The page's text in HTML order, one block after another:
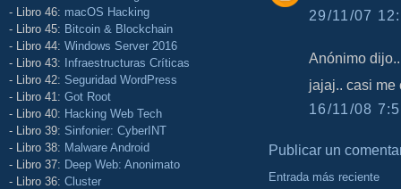
- Libro 46: macOS Hacking
- Libro 45: Bitcoin & Blockchain
- Libro 44: Windows Server 2016
- Libro 43: Infraestructuras Críticas
- Libro 42: Seguridad WordPress
- Libro 41: Got Root
- Libro 40: Hacking Web Tech
- Libro 39: Sinfonier: CyberINT
- Libro 38: Malware Android
- Libro 37: Deep Web: Anonimato
- Libro 36: Cluster
29/11/07
Anónimo
jajaj.. casi me
16/11/08
Publicar un
Entrada más reciente